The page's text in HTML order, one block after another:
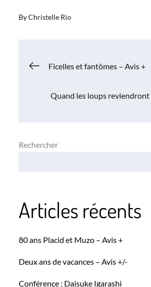
ByChristelle Rio
Navigation
Ficelles et fantômes – Avis +
Quand les loups reviendront
Rechercher
Articles récents
80 ans Placid et Muzo – Avis +
Deux ans de vacances – Avis +/-
Conférence : Daisuke Igarashi